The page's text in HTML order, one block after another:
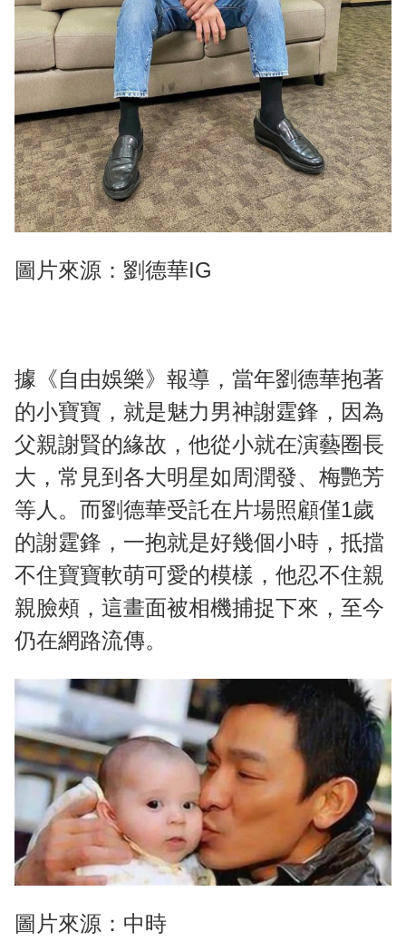
圖片來源：劉德華IG
據《自由娛樂》報導，當年劉德華抱著
的小寶寶，就是魅力男神謝霆鋒，因為
父親謝賢的緣故，他從小就在演藝圈長
大，常見到各大明星如周潤發、梅艷芳
等人。而劉德華受託在片場照顧僅1歲
的謝霆鋒，一抱就是好幾個小時，抵擋
不住寶寶軟萌可愛的模樣，他忍不住親
親臉頰，這畫面被相機捕捉下來，至今
仍在網路流傳。
圖片來源：中時